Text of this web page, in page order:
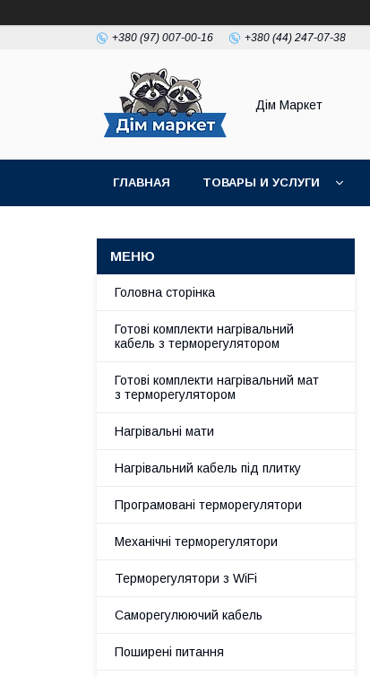
+380 (97) 007-00-16 +380 (44) 247-07-38
Дім Маркет
ГЛАВНАЯ ТОВАРЫ И УСЛУГИ
Головна сторінка
Готові комплекти нагрівальний
кабель з терморегулятором
Готові комплекти нагрівальний мат
з терморегулятором
Нагрівальні мати
Нагрівальний кабель під плитку
Програмовані терморегулятори
Механічні терморегулятори
Терморегулятори з WiFi
Саморегулюючий кабель
Поширені питання